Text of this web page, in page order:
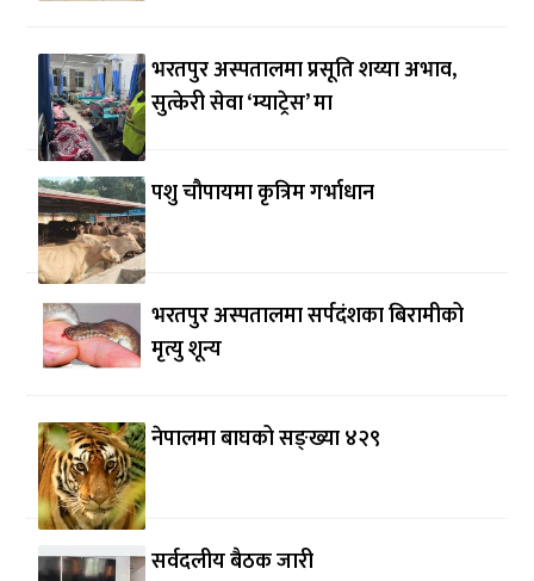
भरतपुर अस्पतालमा प्रसूति शय्या अभाव,
सुत्केरी सेवा ‘म्याट्रेस’ मा
पशु चौपायमा कृत्रिम गर्भाधान
भरतपुर अस्पतालमा सर्पदंशका बिरामीको
मृत्यु शून्य
नेपालमा बाघको सङ्ख्या ४२९
सर्वदलीय बैठक जारी